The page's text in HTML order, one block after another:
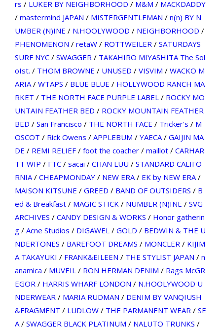
rs / LUKER BY NEIGHBORHOOD / M&M / MACKDADDY
/ mastermind JAPAN / MISTERGENTLEMAN / n(n) BY N
UMBER (N)INE / N.HOOLYWOOD / NEIGHBORHOOD /
PHENOMENON / retaW/ ROTTWEILER/ SATURDAYS
SURF NYC/ SWAGGER/ TAKAHIRO MIYASHITA The Sol
oIst. / THOM BROWNE / UNUSED / VISVIM / WACKO M
ARIA/ WTAPS / BLUE BLUE / HOLLYWOOD RANCH MA
RKET / THE NORTH FACE PURPLE LABEL/ ROCKY MO
UNTAIN FEATHER BED / ROCKY MOUNTAIN FEATHER
BED / San Francisco / THE NORTH FACE / Tricker's / M
OSCOT / Rick Owens / APPLEBUM / YAECA/ GAIJIN MA
DE / REMI RELIEF/ foot the coacher/ maillot/ CARHAR
TT WIP / FTC/ sacai / CHAN LUU / STANDARD CALIFO
RNIA/ CHEAPMONDAY/ NEW ERA/ EK by NEW ERA/
MAISON KITSUNE / GREED / BAND OF OUTSIDERS / B
ed & Breakfast/ MAGIC STICK/ NUMBER (N)INE / SVG
ARCHIVES / CANDY DESIGN & WORKS / Honor gatherin
g/ Acne Studios / DIGAWEL/ GOLD / BEDWIN & THE U
NDERTONES / BAREFOOT DREAMS / MONCLER/ KIJIM
A TAKAYUKI / FRANK&EILEEN / THE STYLIST JAPAN / n
anamica / MUVEIL/ RON HERMAN DENIM / Rags McGR
EGOR/ HARRIS WHARF LONDON / N.HOOLYWOOD U
NDERWEAR/ MARIA RUDMAN / DENIM BY VANQIUSH
&FRAGMENT / LUDLOW/ THE PARMANENT WEAR/ SE
A/ SWAGGER BLACK PLATINUM / NALUTO TRUNKS /